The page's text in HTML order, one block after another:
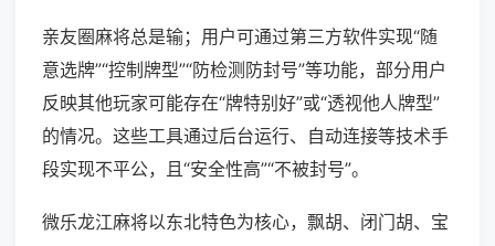
亲友圈麻将总是输；用户可通过第三方软件实现“随
意选牌”“控制牌型”“防检测防封号”等功能，部分用户
反映其他玩家可能存在“牌特别好”或“透视他人牌型”
的情况。这些工具通过后台运行、自动连接等技术手
段实现不平公，且“安全性高”“不被封号”。
微乐龙江麻将以东北特色为核心，飘胡、闭门胡、宝